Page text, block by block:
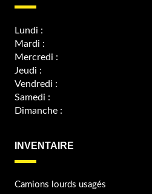
Lundi :
Mardi :
Mercredi :
Jeudi :
Vendredi :
Samedi :
Dimanche :
INVENTAIRE
Camions lourds usagés